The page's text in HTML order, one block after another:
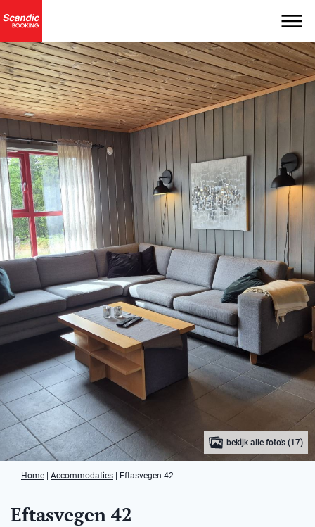
bekijk alle foto's (17)
Home Accommodaties Eftasvegen 42
Eftasvegen 42